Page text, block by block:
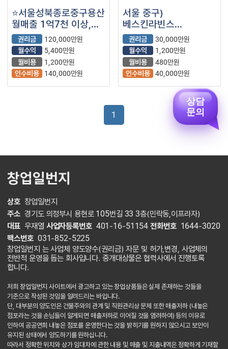
⭐서울성북종로중구용산
월매출 1억7천 이상,
번화가 중심에 위치한
희귀 매물입니다.
권리금
120,000만원
월수익
5,400만원
월비용
1,200만원
인수비용
140,000만원
서울 중구)
베스킨라빈스
순수익1200
권리금
30,000만원
월수익
1,200만원
월비용
480만원
인수비용 40,000만원
1
창업일번지
상호 창업일번지
주소 경기도 의정부시 용현로 105번길 33 3층(민락동,이프라자)
대표 우재열 사업자등록번호 401-16-51154 전화번호 1644-3020
팩스번호 031-852-5225
창업일번지 는 사업체 양도양수(권리금) 자문 및 허가,변경, 사업체의
전반적 운영을 돕는 회사입니다. 중개대상물은 협력사에서 진행토록
합니다.
저희 창업일번지 사이트에서 광고하고 있는 창업상품들은 실제 존재하는 것들을
기준으로 작성된 것임을 알려드리는 바입니다.
단, 대부분의 양도인은 건물주와의 관계 및 직원관리상 문제 또한 매출저하 (내놓은
점포라는 것을 손님들이 알게되면 매출저하로 이어질 것을 염려하여) 등의 이유로
인하여 공공연희 내놓은 점포를 운영한다는 것을 밝히기를 원하지 않으시고 보안이
유지된 상태에서 양도하기를 원하십니다.
따라서 정확한 위치와 상가 임대차에 관한 내용 및 매출 및 지출내역은 정확하게 기재할
상담
문의